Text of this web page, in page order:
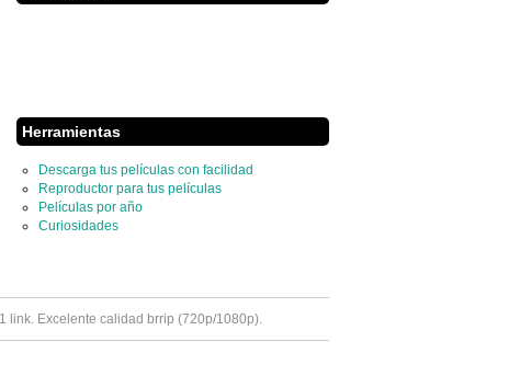
Herramientas
Descarga tus películas con facilidad
Reproductor para tus películas
Películas por año
Curiosidades
link. Excelente calidad brrip (720p/1080p).